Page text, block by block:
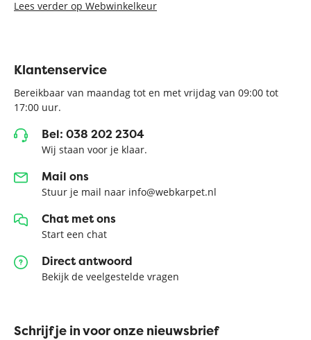
Lees verder op Webwinkelkeur
Klantenservice
Bereikbaar van maandag tot en met vrijdag van 09:00 tot
17:00 uur.
Bel: 038 202 2304
Wij staan voor je klaar.
Mail ons
Stuur je mail naar info@webkarpet.nl
Chat met ons
Start een chat
Direct antwoord
Bekijk de veelgestelde vragen
Schrijf je in voor onze nieuwsbrief